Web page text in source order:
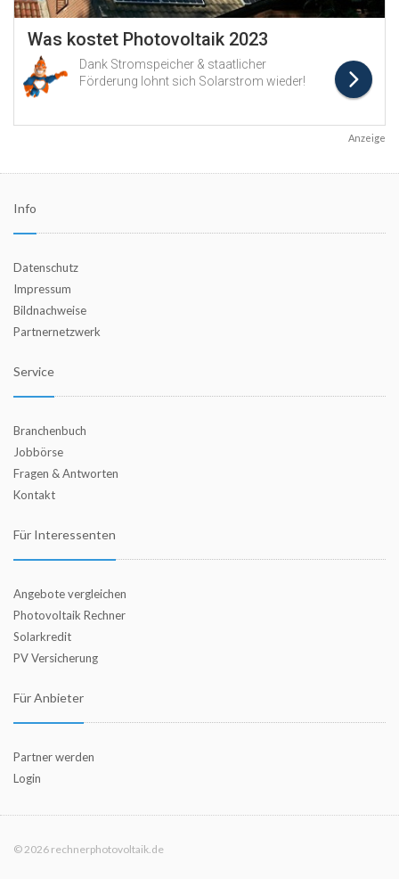
Anzeige
Info
Datenschutz
Impressum
Bildnachweise
Partnernetzwerk
Service
Branchenbuch
Jobbörse
Fragen & Antworten
Kontakt
Für Interessenten
Angebote vergleichen
Photovoltaik Rechner
Solarkredit
PV Versicherung
Für Anbieter
Partner werden
Login
© 2026 rechnerphotovoltaik.de